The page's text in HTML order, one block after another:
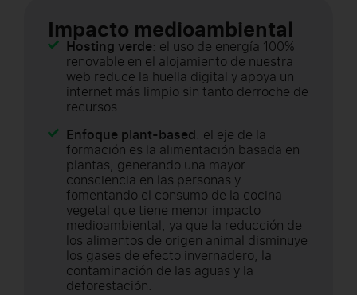
Impacto medioambiental
Hosting verde: el uso de energía 100%
renovable en el alojamiento de nuestra
web reduce la huella digital y apoya un
internet más limpio sin tanto derroche de
recursos.
Enfoque plant-based: el eje de la
formación es la alimentación basada en
plantas, generando una mayor
consciencia en las personas y
fomentando el consumo de la cocina
vegetal que tiene menor impacto
medioambiental, ya que la reducción de
los alimentos de origen animal disminuye
los gases de efecto invernadero, la
contaminación de las aguas y la
deforestación.